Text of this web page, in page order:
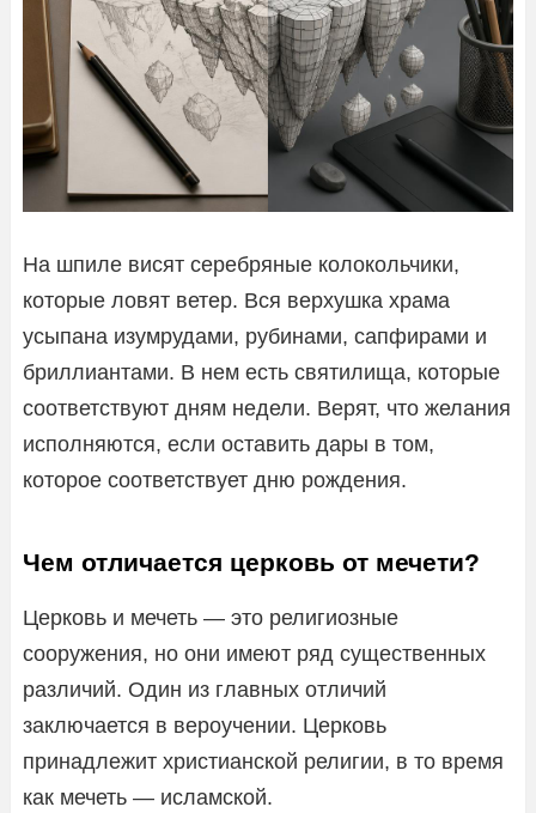
На шпиле висят серебряные колокольчики,
которые ловят ветер. Вся верхушка храма
усыпана изумрудами, рубинами, сапфирами и
бриллиантами. В нем есть святилища, которые
соответствуют дням недели. Верят, что желания
исполняются, если оставить дары в том,
которое соответствует дню рождения.
Чем отличается церковь от мечети?
Церковь и мечеть — это религиозные
сооружения, но они имеют ряд существенных
различий. Один из главных отличий
заключается в вероучении. Церковь
принадлежит христианской религии, в то время
как мечеть — исламской.